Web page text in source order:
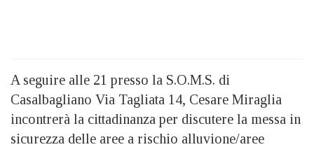
A seguire alle 21 presso la S.O.M.S. di
Casalbagliano Via Tagliata 14, Cesare Miraglia
incontrerà la cittadinanza per discutere la messa in
sicurezza delle aree a rischio alluvione/aree